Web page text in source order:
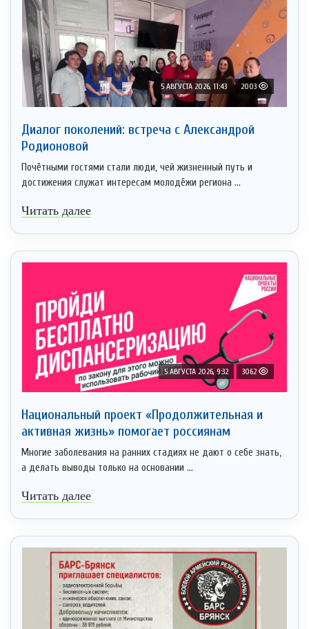
5 АВГУСТА 2026, 11:43 2003
Диалог поколений: встреча с Александрой
Родионовой
Почётными гостями стали люди, чей жизненный путь и
достижения служат интересам молодёжи региона ...
Читать далее
5 АВГУСТА 2026, 9:32 3062
Национальный проект «Продолжительная и
активная жизнь» помогает россиянам
Многие заболевания на ранних стадиях не дают о себе знать,
а делать выводы только на основании ...
Читать далее